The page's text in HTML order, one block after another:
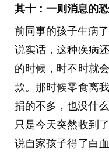
其十：一则消息的
前同事的孩子生病
说实话，这种疾病
的时候，时不时就
款。那时候零食离
捐的不多，也没什么
只是今天突然收到
说自家孩子得了白